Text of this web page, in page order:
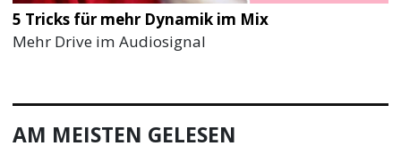
5 Tricks für mehr Dynamik im Mix
Mehr Drive im Audiosignal
AM MEISTEN GELESEN